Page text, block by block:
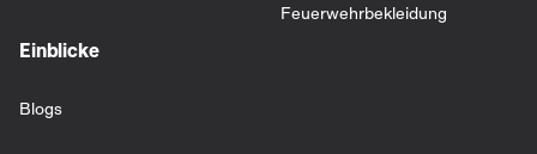
Feuerwehrbekleidung
Einblicke
Blogs